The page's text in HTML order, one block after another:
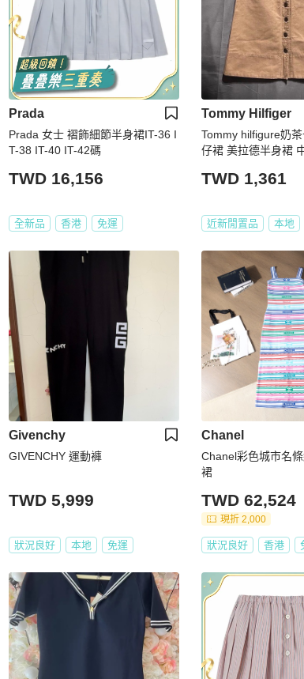
Prada
Prada 女士 褶飾細節半身裙IT-36 I
T-38 IT-40 IT-42碼
TWD 16,156
全新品 香港 免運
Tommy Hilfiger
Tommy hilfigure奶
仔裙 美拉德半身裙
TWD 1,361
近新閒置品 本地
Givenchy
GIVENCHY 運動褲
TWD 5,999
狀況良好 本地 免運
Chanel
Chanel彩色城市名
裙
TWD 62,524
現折 2,000
狀況良好 香港